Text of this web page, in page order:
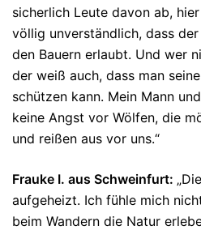
sicherlich Leute davon ab,
völlig unverständlich, dass
den Bauern erlaubt. Und wer
der weiß auch, dass man
schützen kann. Mein Mann
keine Angst vor Wölfen, die
und reißen aus vor uns.“
Frauke I. aus Schweinfurt:
aufgeheizt. Ich fühle mich
beim Wandern die Natur